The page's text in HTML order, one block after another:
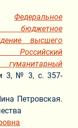
Федеральное
бюджетное
высшего
3, № 3, с. 357-
Петровская.